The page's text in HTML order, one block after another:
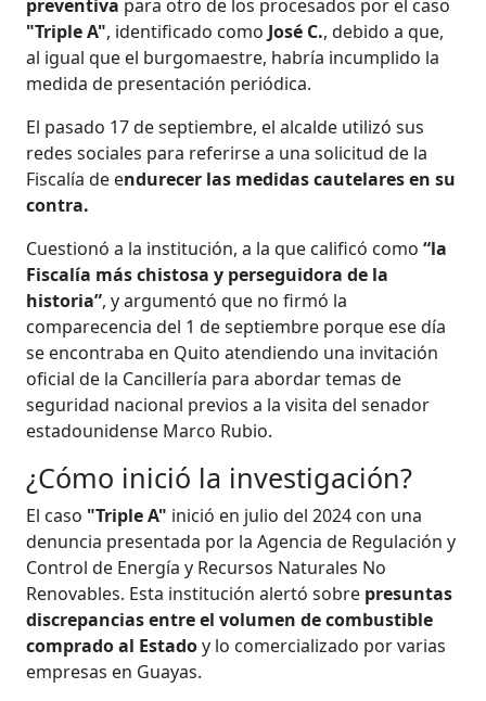
preventiva para otro de los procesados por el caso
"Triple A", identificado como José C., debido a que,
al igual que el burgomaestre, habría incumplido la
medida de presentación periódica.
El pasado 17 de septiembre, el alcalde utilizó sus
redes sociales para referirse a una solicitud de la
Fiscalía de endurecer las medidas cautelares en su
contra.
Cuestionó a la institución, a la que calificó como “la
Fiscalía más chistosa y perseguidora de la
historia”, y argumentó que no firmó la
comparecencia del 1 de septiembre porque ese día
se encontraba en Quito atendiendo una invitación
oficial de la Cancillería para abordar temas de
seguridad nacional previos a la visita del senador
estadounidense Marco Rubio.
¿Cómo inició la investigación?
El caso "Triple A" inició en julio del 2024 con una
denuncia presentada por la Agencia de Regulación y
Control de Energía y Recursos Naturales No
Renovables. Esta institución alertó sobre presuntas
discrepancias entre el volumen de combustible
comprado al Estadoy lo comercializado por varias
empresas en Guayas.